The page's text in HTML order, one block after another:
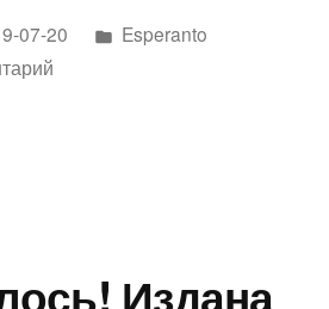
07-20
Написано
Esperanto
к
Издана